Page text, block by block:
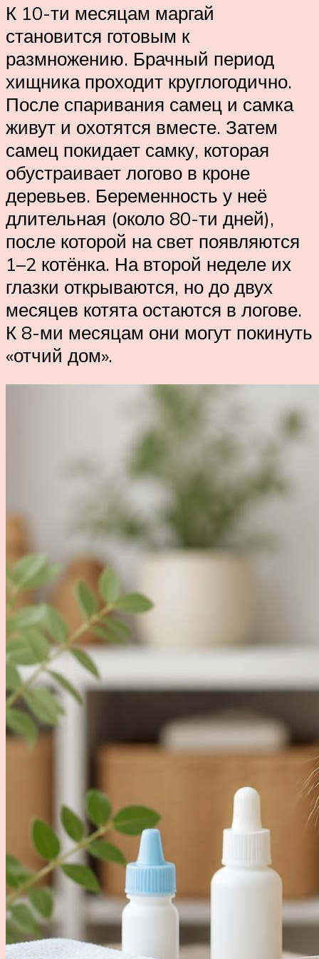
К 10-ти месяцам маргай
становится готовым к
размножению. Брачный период
хищника проходит круглогодично.
После спаривания самец и самка
живут и охотятся вместе. Затем
самец покидает самку, которая
обустраивает логово в кроне
деревьев. Беременность у неё
длительная (около 80-ти дней),
после которой на свет появляются
1–2 котёнка. На второй неделе их
глазки открываются, но до двух
месяцев котята остаются в логове.
К 8-ми месяцам они могут покинуть
«отчий дом».